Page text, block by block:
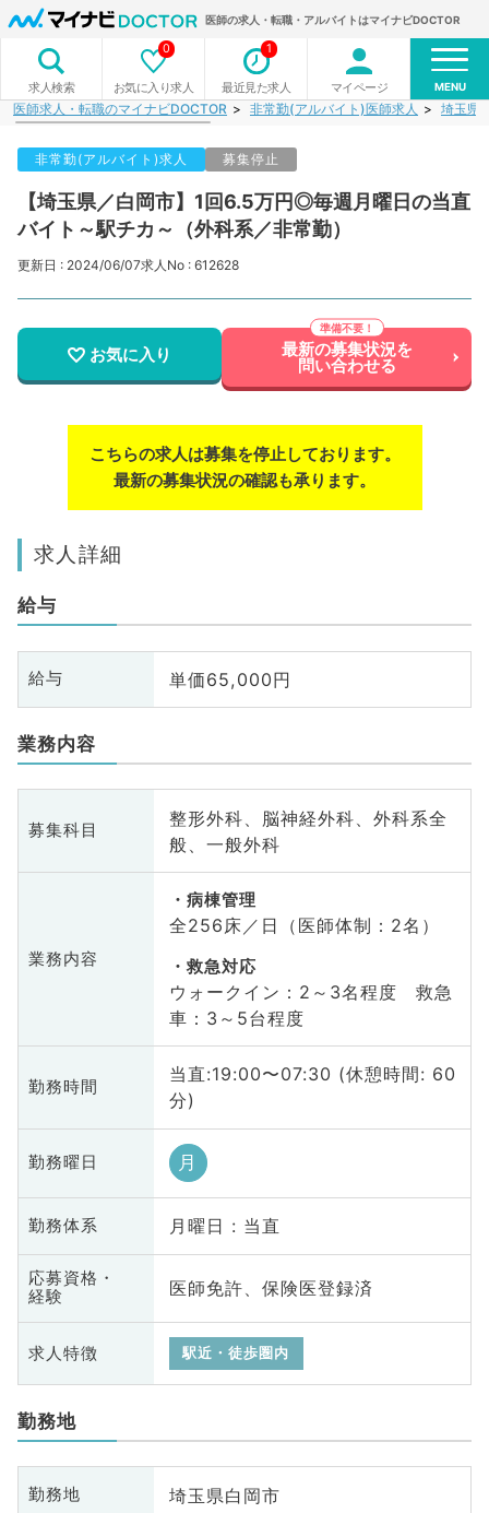
医師の求人・転職・アルバイトはマイナビDOCTOR
求人検索 お気に入り求人
0
最近見た求人
1
マイページ MENU
医師求人・転職のマイナビDOCTOR 非常勤(アルバイト)医師求人 埼玉県
非常勤(アルバイト)求人 募集停止
【埼玉県／白岡市】1回6.5万円◎毎週月曜日の当直
バイト～駅チカ～（外科系／非常勤）
更新日 : 2024/06/07求人No : 612628
お気に入り 最新の募集状況を
問い合わせる
こちらの求人は募集を停止しております。
最新の募集状況の確認も承ります。
求人詳細
給与
給与 単価65,000円
業務内容
募集科目
整形外科、脳神経外科、外科系全
般、一般外科
業務内容
病棟管理
全256床／日（医師体制：2名）
救急対応
ウォークイン：2～3名程度 救急
車：3～5台程度
勤務時間
当直:19:00〜07:30 (休憩時間: 60
分)
勤務曜日 月
勤務体系 月曜日 : 当直
応募資格・
経験
医師免許、保険医登録済
求人特徴 駅近・徒歩圏内
勤務地
勤務地 埼玉県白岡市